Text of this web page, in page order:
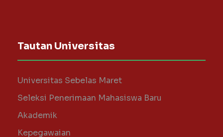
Tautan Universitas
Universitas Sebelas Maret
Seleksi Penerimaan Mahasiswa Baru
Akademik
Kepegawaian